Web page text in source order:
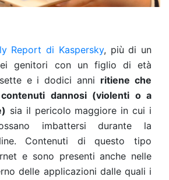
Report di Kaspersky, più di un
genitori con un figlio di età
e i dodici anni ritiene che
contenuti dannosi (violenti o a
sia il pericolo maggiore in cui i
imbattersi durante la
Contenuti di questo tipo
e sono presenti anche nelle
delle applicazioni dalle quali i